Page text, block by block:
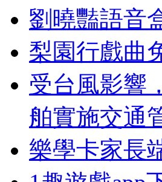
劉曉豔語音
梨園行戲曲
受台風影響
舶實施交通
樂學卡家長